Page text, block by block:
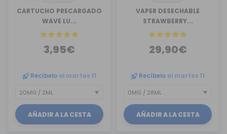
CARTUCHO PRECARGADO
WAVE LU...
3,95€
Recíbelo el martes 11
AÑADIR A LA CESTA
VAPER DESECHABLE
STRAWBERRY...
29,90€
Recíbelo el martes 11
AÑADIR A LA CESTA